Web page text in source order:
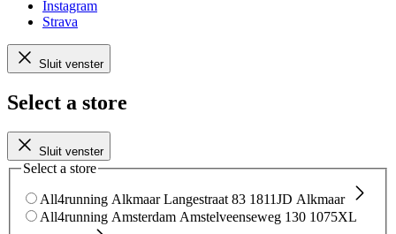
Instagram
Strava
Sluit venster
Select a store
Sluit venster
Select a store
All4running Alkmaar Langestraat 83 1811JD Alkmaar
All4running Amsterdam Amstelveenseweg 130 1075XL